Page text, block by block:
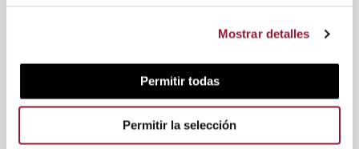
Mostrar detalles
Permitir todas
Permitir la selección